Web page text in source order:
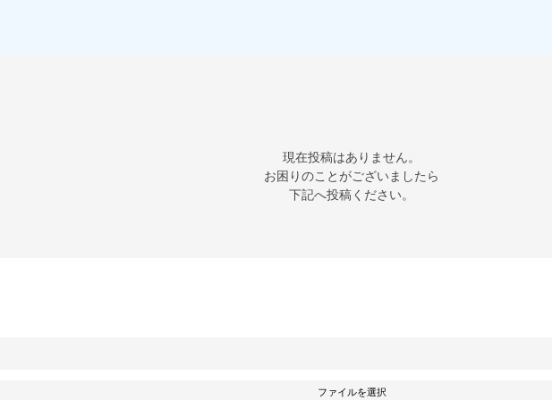
現在投稿はありません。
お困りのことがございましたら
下記へ投稿ください。
ファイルを選択